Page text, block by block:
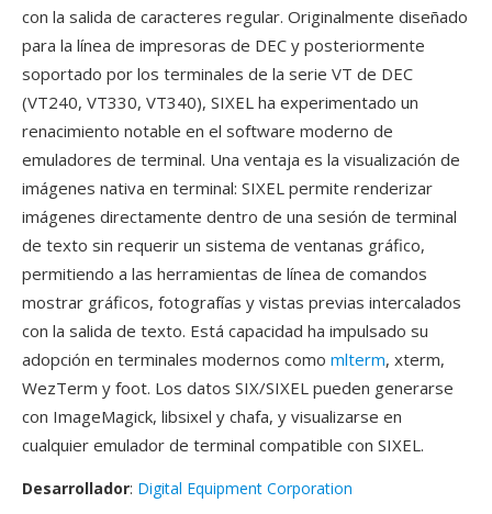
con la salida de caracteres regular. Originalmente diseñado
para la línea de impresoras de DEC y posteriormente
soportado por los terminales de la serie VT de DEC
(VT240, VT330, VT340), SIXEL ha experimentado un
renacimiento notable en el software moderno de
emuladores de terminal. Una ventaja es la visualización de
imágenes nativa en terminal: SIXEL permite renderizar
imágenes directamente dentro de una sesión de terminal
de texto sin requerir un sistema de ventanas gráfico,
permitiendo a las herramientas de línea de comandos
mostrar gráficos, fotografías y vistas previas intercalados
con la salida de texto. Está capacidad ha impulsado su
adopción en terminales modernos como mlterm, xterm,
WezTerm y foot. Los datos SIX/SIXEL pueden generarse
con ImageMagick, libsixel y chafa, y visualizarse en
cualquier emulador de terminal compatible con SIXEL.
Desarrollador: Digital Equipment Corporation